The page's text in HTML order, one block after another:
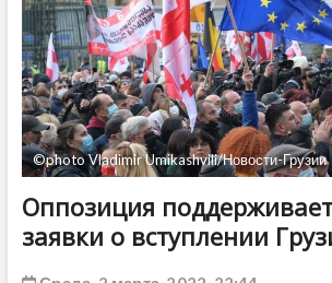
©photo Vladimir Umikashvili/Новости-Грузии
Оппозиция
заявки о вступлении